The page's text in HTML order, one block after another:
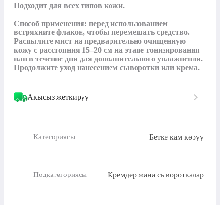
Подходит для всех типов кожи.
Способ применения: перед использованием
встряхните флакон, чтобы перемешать средство.
Распылите мист на предварительно очищенную
кожу с расстояния 15–20 см на этапе тонизирования
или в течение дня для дополнительного увлажнения.
Продолжите уход нанесением сыворотки или крема.
Акысыз жеткирүү
Категориясы Бетке кам көрүү
Подкатегориясы Кремдер жана сывороткалар